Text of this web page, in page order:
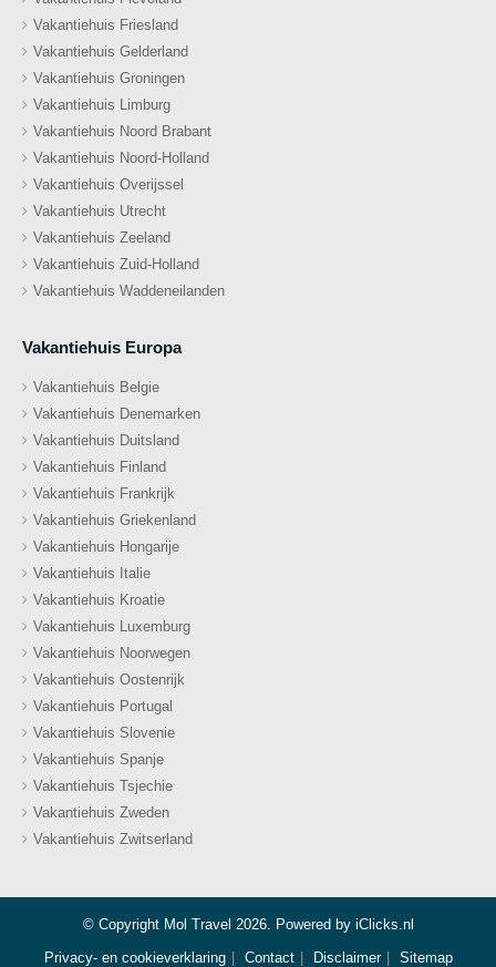
Vakantiehuis Friesland
Vakantiehuis Gelderland
Vakantiehuis Groningen
Vakantiehuis Limburg
Vakantiehuis Noord Brabant
Vakantiehuis Noord-Holland
Vakantiehuis Overijssel
Vakantiehuis Utrecht
Vakantiehuis Zeeland
Vakantiehuis Zuid-Holland
Vakantiehuis Waddeneilanden
Vakantiehuis Europa
Vakantiehuis Belgie
Vakantiehuis Denemarken
Vakantiehuis Duitsland
Vakantiehuis Finland
Vakantiehuis Frankrijk
Vakantiehuis Griekenland
Vakantiehuis Hongarije
Vakantiehuis Italie
Vakantiehuis Kroatie
Vakantiehuis Luxemburg
Vakantiehuis Noorwegen
Vakantiehuis Oostenrijk
Vakantiehuis Portugal
Vakantiehuis Slovenie
Vakantiehuis Spanje
Vakantiehuis Tsjechie
Vakantiehuis Zweden
Vakantiehuis Zwitserland
© Copyright Mol Travel 2026. Powered by iClicks.nl
Privacy- en cookieverklaring
Contact Disclaimer Sitemap